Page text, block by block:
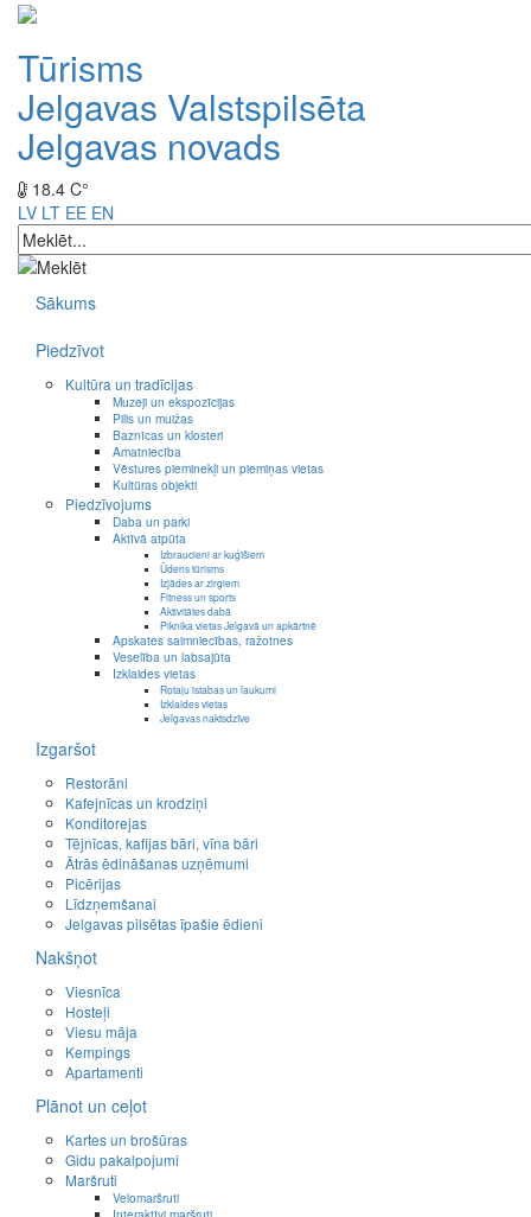
Tūrisms
Jelgavas Valstspilsēta
Jelgavas novads
18.4 C°
LV LT EE EN
Sākums
Piedzīvot
Kultūra un tradīcijas
Muzeji un ekspozīcijas
Pilis un muižas
Baznīcas un klosteri
Amatniecība
Vēstures pieminekļi un piemiņas vietas
Kultūras objekti
Piedzīvojums
Daba un parki
Aktīvā atpūta
Izbraucieni ar kuģīšiem
Ūdens tūrisms
Izjādes ar zirgiem
Fitness un sports
Aktivitātes dabā
Piknika vietas Jelgavā un apkārtnē
Apskates saimniecības, ražotnes
Veselība un labsajūta
Izklaides vietas
Rotaļu istabas un laukumi
Izklaides vietas
Jelgavas naktsdzīve
Izgaršot
Restorāni
Kafejnīcas un krodziņi
Konditorejas
Tējnīcas, kafijas bāri, vīna bāri
Ātrās ēdināšanas uzņēmumi
Picērijas
Līdzņemšanai
Jelgavas pilsētas īpašie ēdieni
Nakšņot
Viesnīca
Hosteļi
Viesu māja
Kempings
Apartamenti
Plānot un ceļot
Kartes un brošūras
Gidu pakalpojumi
Maršruti
Velomaršruti